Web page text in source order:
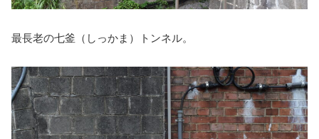
最長老の七釜（しっかま）トンネル。